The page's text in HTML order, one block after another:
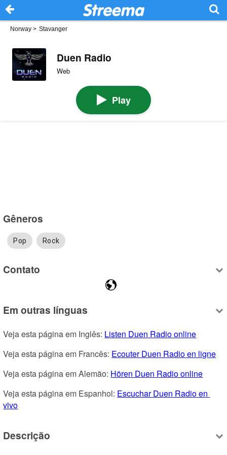
Norway > Stavanger
Duen Radio
Web
Play
Gêneros
Pop Rock
Contato
Em outras línguas
Veja esta página em Inglês: Listen Duen Radio online
Veja esta página em Francês: Ecouter Duen Radio en ligne
Veja esta página em Alemão: Hören Duen Radio online
Veja esta página em Espanhol: Escuchar Duen Radio en
vivo
Descrição